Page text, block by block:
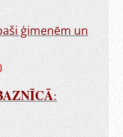
ģimenēm un
: